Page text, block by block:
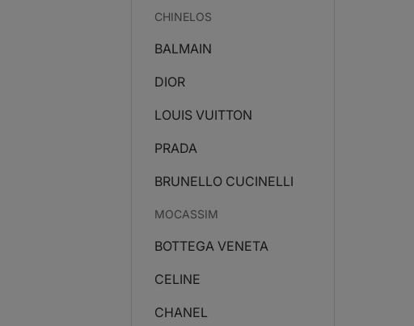
CHINELOS
BALMAIN
DIOR
LOUIS VUITTON
PRADA
BRUNELLO CUCINELLI
MOCASSIM
BOTTEGA VENETA
CELINE
CHANEL